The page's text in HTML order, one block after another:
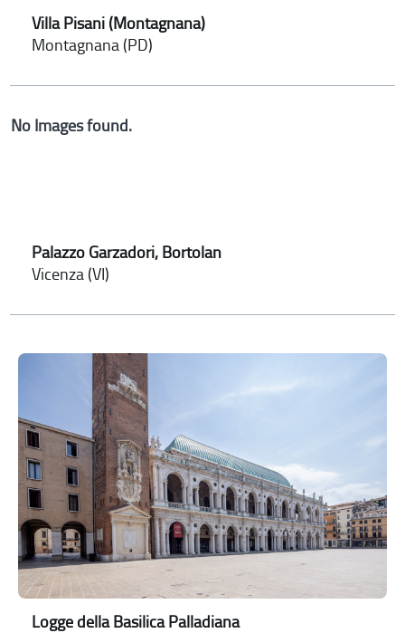
Villa Pisani (Montagnana)
Montagnana (PD)
No Images found.
Palazzo Garzadori, Bortolan
Vicenza (VI)
Logge della Basilica Palladiana